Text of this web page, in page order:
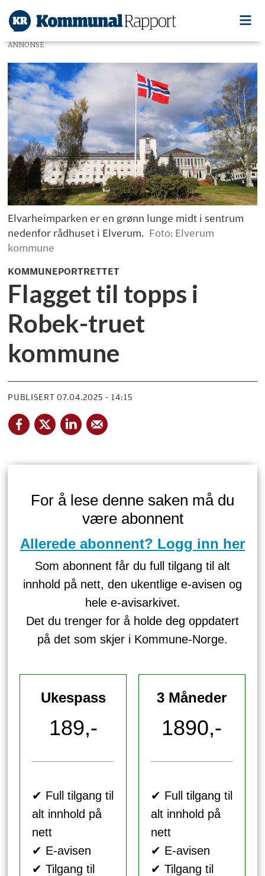
ANNONSE
Elvarheimparken er en grønn lunge midt i sentrum
nedenfor rådhuset i Elverum. Foto: Elverum
kommune
KOMMUNEPORTRETTET
Flagget til topps i
Robek-truet
kommune
PUBLISERT 07.04.2025 - 14:15
For å lese denne saken må du
være abonnent
Allerede abonnent? Logg inn her
Som abonnent får du full tilgang til alt
innhold på nett, den ukentlige e-avisen og
hele e-avisarkivet.
Det du trenger for å holde deg oppdatert
på det som skjer i Kommune-Norge.
Ukespass
189,-
✔ Full tilgang til
alt innhold på
nett
✔ E-avisen
✔ Tilgang til
3 Måneder
1890,-
✔ Full tilgang til
alt innhold på
nett
✔ E-avisen
✔ Tilgang til